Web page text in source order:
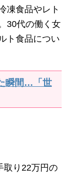
凍食品やレト
30代の働く女
ト食品につい
瞬間…「世
取り22万円の